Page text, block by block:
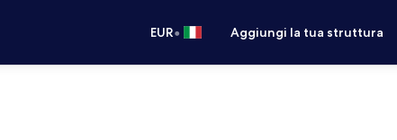
EUR• Aggiungi la tua struttura